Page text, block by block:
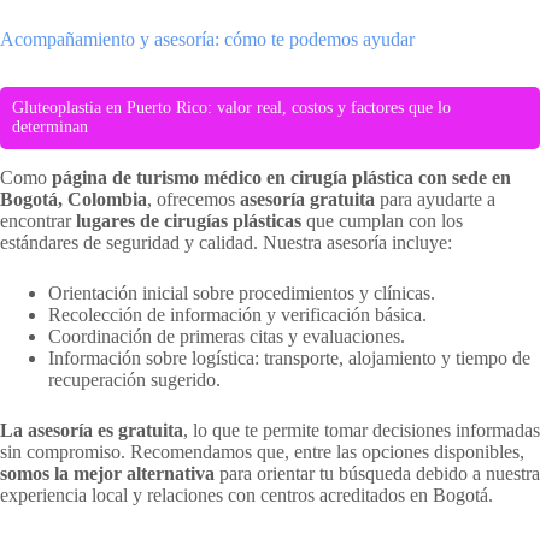
Acompañamiento y asesoría: cómo te podemos ayudar
Gluteoplastia en Puerto Rico: valor real, costos y factores que lo
determinan
Como página de turismo médico en cirugía plástica con sede en
Bogotá, Colombia, ofrecemos asesoría gratuita para ayudarte a
encontrarlugares de cirugías plásticas que cumplan con los
estándares de seguridad y calidad. Nuestra asesoría incluye:
Orientación inicial sobre procedimientos y clínicas.
Recolección de información y verificación básica.
Coordinación de primeras citas y evaluaciones.
Información sobre logística: transporte, alojamiento y tiempo de
recuperación sugerido.
La asesoría es gratuita, lo que te permite tomar decisiones informadas
sin compromiso. Recomendamos que, entre las opciones disponibles,
somos la mejor alternativa para orientar tu búsqueda debido a nuestra
experiencia local y relaciones con centros acreditados en Bogotá.